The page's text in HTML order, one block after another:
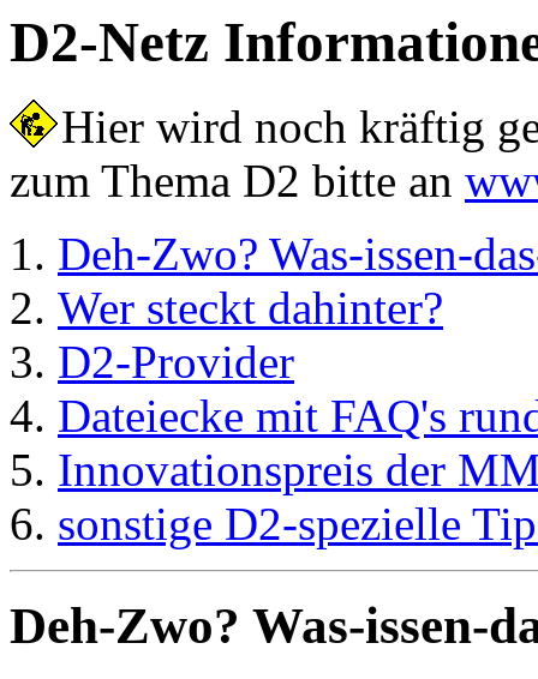
D2-Netz
Hier wird noch kräftig
zum Thema D2 bitte an
Deh-Zwo? Was-issen-
Wer steckt dahinter?
D2-Provider
Dateiecke mit FAQ's
Innovationspreis der
sonstige D2-spezielle
Deh-Zwo? Was-issen-